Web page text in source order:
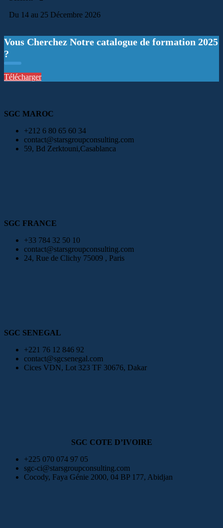
Du 14 au 25 Décembre 2026
Vous Cherchez Notre catalogue de formation 2025
?
Télécharger
SGC MAROC
+212 6 80 65 60 34
contact@starsgroupconsulting.com
59, Bd Zerktouni,Casablanca
SGC FRANCE
+33 784 32 50 10
contact@starsgroupconsulting.com
24, Rue de Clichy 75009 , Paris
SGC SENEGAL
+221 76 12 846 92
contact@sgcsenegal.com
Cices VDN, Lot 323 TF 30676, Dakar
SGC COTE D’IVOIRE
+225 070 074 97 05
sgc-ci@starsgroupconsulting.com
Cocody, Faya Génie 2000, 04 BP 177, Abidjan